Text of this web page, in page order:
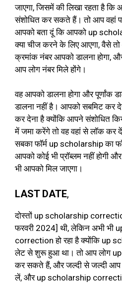
जाएगा, जिसमें की लिखा रहता है
संशोधित कर सकते हैं। तो आप वहां
आपको बता दूं कि आपको up
क्या चीज करने के लिए आएगा, वैसे तो
क्रमांक नंबर आपको डालना होगा, और
आप लोग नंबर मिले होंगे।
वह आपको डालना होगा और पूर्णांक
डालना नहीं है। आपको सबमिट कर
कर देना है क्योंकि आपने संशोधित
में जमा करेंगे तो वह वहां से लॉक
सबका फॉर्म up scholarship का
आपको कोई भी प्रॉब्लम नहीं
भी आपको मिल जाएगा।
LAST DATE,
दोस्तों up scholarship
फरवरी 2024] थी, लेकिन अभी भी
correction हो रहा है क्योंकि up
लेट से शुरू हुआ था। तो आप लोग
कर सकते हैं, और जल्दी से जल्दी
लें, और up scholarship